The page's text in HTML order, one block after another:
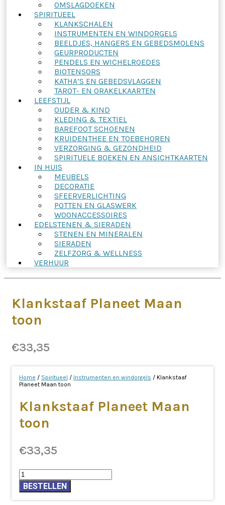
OMSLAGDOEKEN
SPIRITUEEL
KLANKSCHALEN
INSTRUMENTEN EN WINDORGELS
BEELDJES, HANGERS EN GEBEDSMOLENS
GEURPRODUCTEN
PENDELS EN WICHELROEDES
BIOTENSORS
KATHA’S EN GEBEDSVLAGGEN
TAROT- EN ORAKELKAARTEN
LEEFSTIJL
OUDER & KIND
KLEDING & TEXTIEL
BAREFOOT SCHOENEN
KRUIDENTHEE EN TOEBEHOREN
VERZORGING & GEZONDHEID
SPIRITUELE BOEKEN EN ANSICHTKAARTEN
IN HUIS
MEUBELS
DECORATIE
SFEERVERLICHTING
POTTEN EN GLASWERK
WOONACCESSOIRES
EDELSTENEN & SIERADEN
STENEN EN MINERALEN
SIERADEN
ZELFZORG & WELLNESS
VERHUUR
Klankstaaf Planeet Maan
toon
€33,35
Home / Spiritueel / Instrumenten en windorgels / Klankstaaf
Planeet Maan toon
Klankstaaf Planeet Maan
toon
€33,35
Klankstaaf
Planeet
Maan
toon
BESTELLEN